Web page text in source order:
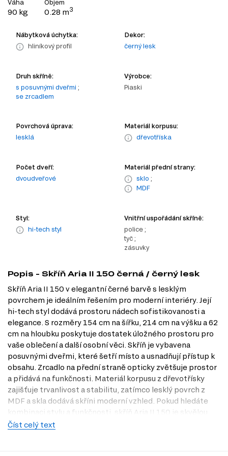
Váha
90 kg
Objem
0.28 m3
Nábytková úchytka:
hliníkový profil
Dekor:
černý lesk
Druh skříně:
s posuvnými dveřmi ;
se zrcadlem
Výrobce:
Piaski
Povrchová úprava:
lesklá
Materiál korpusu:
dřevotříska
Počet dveří:
dvoudveřové
Materiál přední strany:
sklo ;
MDF
Styl:
hi-tech styl
Vnitřní uspořádání skříně:
police ;
tyč ;
zásuvky
Popis - Skříň Aria II 150 černá / černý lesk
Skříň Aria II 150 v elegantní černé barvě s lesklým
povrchem je ideálním řešením pro moderní interiéry. Její
hi-tech styl dodává prostoru nádech sofistikovanosti a
elegance. S rozměry 154 cm na šířku, 214 cm na výšku a 62
cm na hloubku poskytuje dostatek úložného prostoru pro
vaše oblečení a další osobní věci. Skříň je vybavena
posuvnými dveřmi, které šetří místo a usnadňují přístup k
obsahu. Zrcadlo na přední straně opticky zvětšuje prostor
a přidává na funkčnosti. Materiál korpusu z dřevotřísky
zajišťuje trvanlivost a stabilitu, zatímco lesklý povrch z
MDF a skla dodává skříni moderní vzhled. Pokud hledáte
kombinaci stylu a funkčnosti, skříň Aria II 150 je skvělou
volbou, kterou si můžete prohlédnout také v naší prodejně
Číst celý text